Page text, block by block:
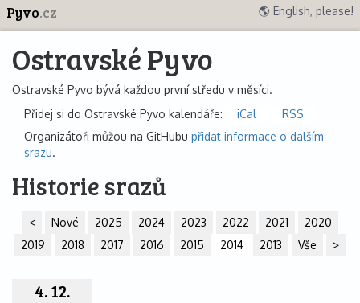
Pyvo.cz 🌎 English, please!
Ostravské Pyvo
Ostravské Pyvo bývá každou první středu v měsíci.
Přidej si do Ostravské Pyvo kalendáře:
iCal
RSS
Organizátoři můžou na GitHubu přidat informace o dalším
srazu.
Historie srazů
< Nové 2025 2024 2023 2022 2021
2020
2019
2018 2017 2016 2015 2014 2013 Vše >
4. 12.